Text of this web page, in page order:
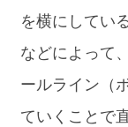
を横にしてい
などによって
ールライン（
ていくことで